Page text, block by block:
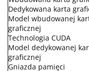
Dedykowana karta
Model wbudowanej
graficznej
Technologia CUDA
Model dedykowanej
graficznej
Gniazda pamięci